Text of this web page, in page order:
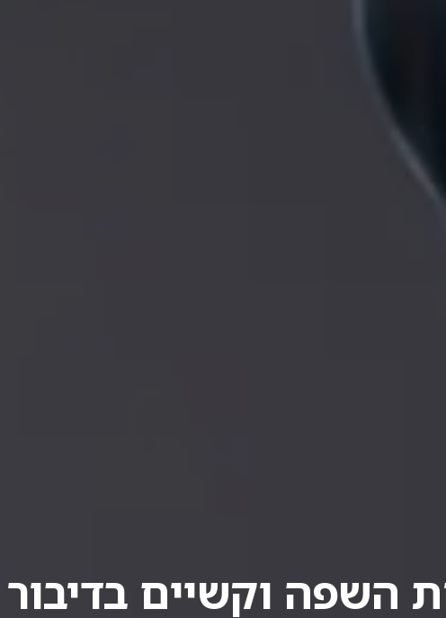
השפה וקשיים